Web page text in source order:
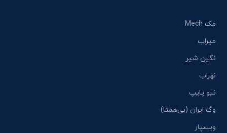
مک Mech
میراب
نگین شیر
نهراب
نیو پایپ
وگ ایران (بی‌همتا)
ویسپار